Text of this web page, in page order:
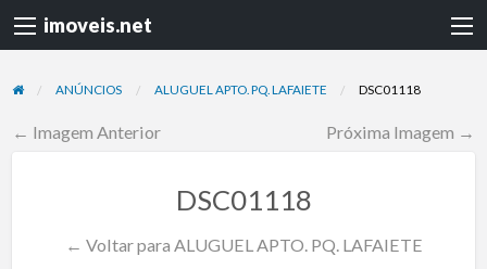
imoveis.net
ANÚNCIOS ALUGUEL APTO. PQ. LAFAIETE DSC01118
← Imagem Anterior Próxima Imagem →
DSC01118
← Voltar para ALUGUEL APTO. PQ. LAFAIETE